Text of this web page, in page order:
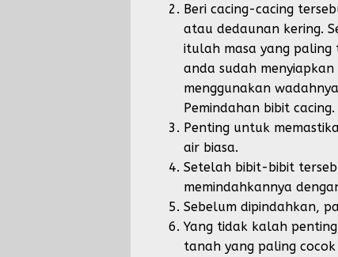
Beri cacing-cacing
atau dedaunan kering.
itulah masa yang paling
anda sudah
menggunakan
Pemindahan bibit cacing.
Penting untuk
air biasa.
Setelah bibit-bibit
memindahkannya
Sebelum dipindahkan,
Yang tidak kalah
tanah yang paling